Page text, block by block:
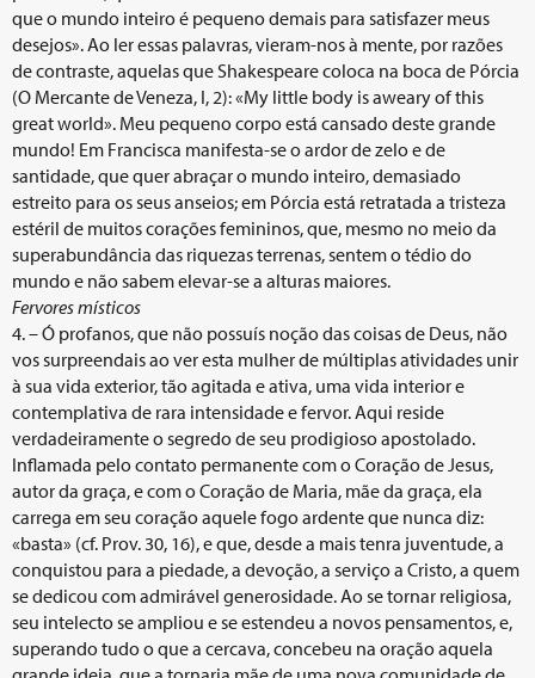
que o mundo inteiro é pequeno demais para satisfazer meus
desejos». Ao ler essas palavras, vieram-nos à mente, por razões
de contraste, aquelas que Shakespeare coloca na boca de Pórcia
(O Mercante de Veneza, I, 2): «My little body is aweary of this
great world». Meu pequeno corpo está cansado deste grande
mundo! Em Francisca manifesta-se o ardor de zelo e de
santidade, que quer abraçar o mundo inteiro, demasiado
estreito para os seus anseios; em Pórcia está retratada a tristeza
estéril de muitos corações femininos, que, mesmo no meio da
superabundância das riquezas terrenas, sentem o tédio do
mundo e não sabem elevar-se a alturas maiores.
Fervores místicos
4. – Ó profanos, que não possuís noção das coisas de Deus, não
vos surpreendais ao ver esta mulher de múltiplas atividades unir
à sua vida exterior, tão agitada e ativa, uma vida interior e
contemplativa de rara intensidade e fervor. Aqui reside
verdadeiramente o segredo de seu prodigioso apostolado.
Inflamada pelo contato permanente com o Coração de Jesus,
autor da graça, e com o Coração de Maria, mãe da graça, ela
carrega em seu coração aquele fogo ardente que nunca diz:
«basta» (cf. Prov. 30, 16), e que, desde a mais tenra juventude, a
conquistou para a piedade, a devoção, a serviço a Cristo, a quem
se dedicou com admirável generosidade. Ao se tornar religiosa,
seu intelecto se ampliou e se estendeu a novos pensamentos, e,
superando tudo o que a cercava, concebeu na oração aquela